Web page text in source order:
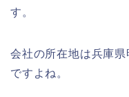
す。
会社の所在地は兵庫
ですよね。